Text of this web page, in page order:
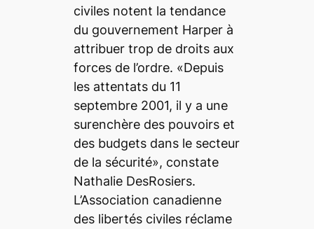
civiles notent la tendance
du gouvernement Harper à
attribuer trop de droits aux
forces de l’ordre. «Depuis
les attentats du 11
septembre 2001, il y a une
surenchère des pouvoirs et
des budgets dans le secteur
de la sécurité», constate
Nathalie DesRosiers.
L’Association canadienne
des libertés civiles réclame